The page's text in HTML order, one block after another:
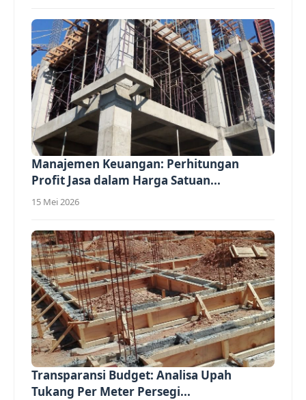
Manajemen Keuangan: Perhitungan
Profit Jasa dalam Harga Satuan...
15 Mei 2026
Transparansi Budget: Analisa Upah
Tukang Per Meter Persegi...